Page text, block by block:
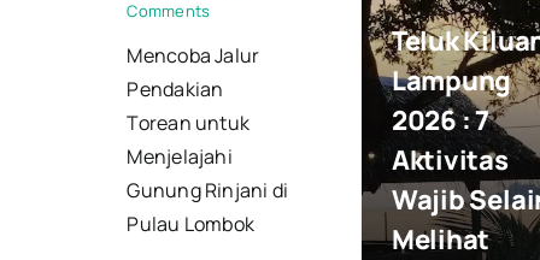
Comments
Mencoba Jalur
Pendakian
Torean untuk
Menjelajahi
Gunung Rinjani di
Pulau Lombok
Teluk
Lampung
2026 : 7
Aktivitas
Wajib
Melihat